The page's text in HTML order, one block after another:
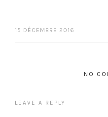
15 DÉCEMBRE 2016
NO
LEAVE A REPLY